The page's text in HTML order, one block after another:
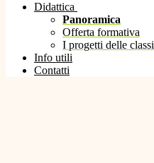
Didattica
Panoramica
Offerta formativa
I progetti delle classi
Info utili
Contatti